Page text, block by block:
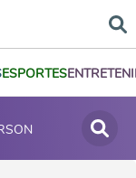
ESPORTES